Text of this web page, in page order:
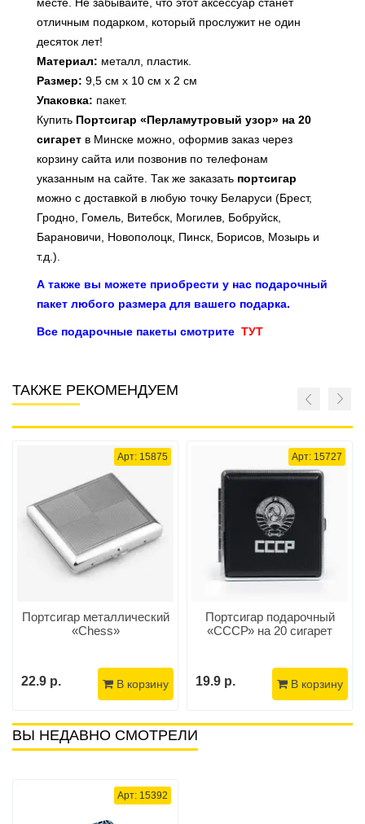
месте. Не забывайте, что этот аксессуар станет
отличным подарком, который прослужит не один
десяток лет!
Материал: металл, пластик.
Размер: 9,5 см х 10 см х 2 см
Упаковка: пакет.
Купить Портсигар «Перламутровый узор» на 20
сигарет в Минске можно, оформив заказ через
корзину сайта или позвонив по телефонам
указанным на сайте. Так же заказать портсигар
можно с доставкой в любую точку Беларуси (Брест,
Гродно, Гомель, Витебск, Могилев, Бобруйск,
Барановичи, Новополоцк, Пинск, Борисов, Мозырь и
т.д.).
А также вы можете приобрести у нас подарочный
пакет любого размера для вашего подарка.
Все подарочные пакеты смотрите ТУТ
ТАКЖЕ РЕКОМЕНДУЕМ
Арт: 15875
Портсигар металлический
«Chess»
22.9 р. В корзину
Арт: 15727
Портсигар подарочный
«СССР» на 20 сигарет
19.9 р. В корзину
ВЫ НЕДАВНО СМОТРЕЛИ
Арт: 15392